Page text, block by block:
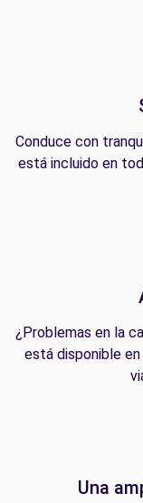
Conduce con
está incluido en
¿Problemas en la
está disponible
Una